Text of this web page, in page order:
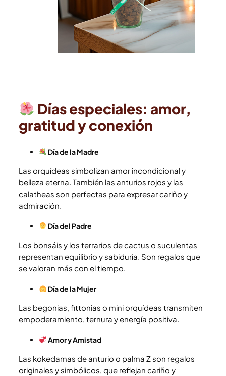
Días especiales: amor,
gratitud y conexión
Día de la Madre
Las orquídeas simbolizan amor incondicional y
belleza eterna. También las anturios rojos y las
calatheas son perfectas para expresar cariño y
admiración.
Día del Padre
Los bonsáis y los terrarios de cactus o suculentas
representan equilibrio y sabiduría. Son regalos que
se valoran más con el tiempo.
Día de la Mujer
Las begonias, fittonias o mini orquídeas transmiten
empoderamiento, ternura y energía positiva.
Amor y Amistad
Las kokedamas de anturio o palma Z son regalos
originales y simbólicos, que reflejan cariño y